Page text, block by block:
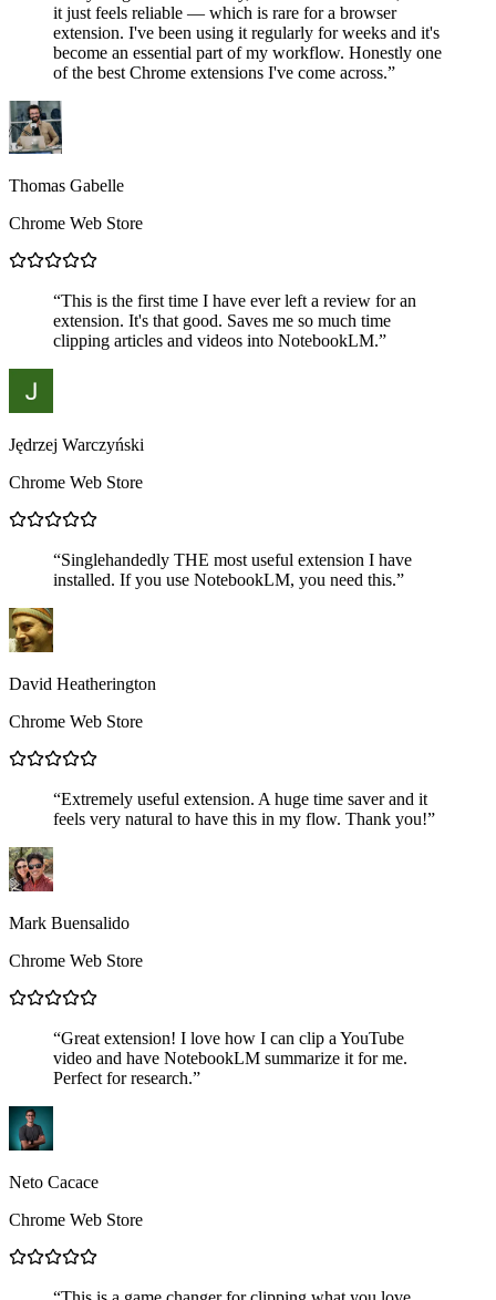
it just feels reliable — which is rare for a browser
extension. I've been using it regularly for weeks and it's
become an essential part of my workflow. Honestly one
of the best Chrome extensions I've come across.”
Thomas Gabelle
Chrome Web Store
“This is the first time I have ever left a review for an
extension. It's that good. Saves me so much time
clipping articles and videos into NotebookLM.”
Jędrzej Warczyński
Chrome Web Store
“Singlehandedly THE most useful extension I have
installed. If you use NotebookLM, you need this.”
David Heatherington
Chrome Web Store
“Extremely useful extension. A huge time saver and it
feels very natural to have this in my flow. Thank you!”
Mark Buensalido
Chrome Web Store
“Great extension! I love how I can clip a YouTube
video and have NotebookLM summarize it for me.
Perfect for research.”
Neto Cacace
Chrome Web Store